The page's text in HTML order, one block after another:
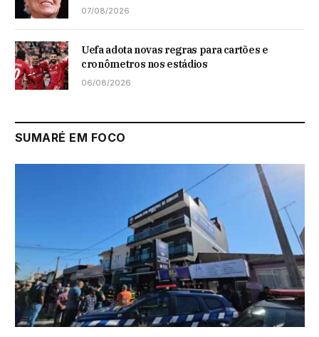
07/08/2026
Uefa adota novas regras para cartões e
cronômetros nos estádios
06/08/2026
SUMARÉ EM FOCO